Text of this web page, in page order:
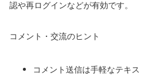
認や再ログインなどが有効です。
コメント・交流のヒント
コメント送信は手軽なテキ